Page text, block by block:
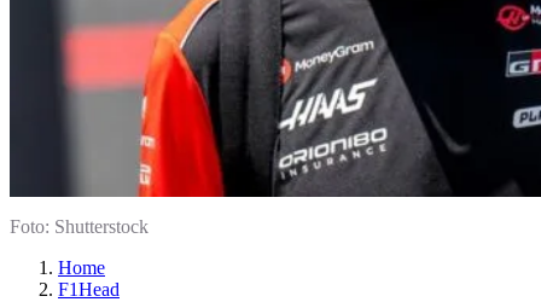
Foto: Shutterstock
Home
F1Head